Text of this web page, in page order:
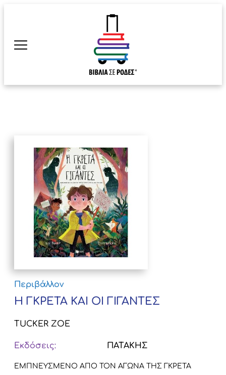
Περιβάλλον
Η ΓΚΡΕΤΑ ΚΑΙ ΟΙ ΓΙΓΑΝΤΕΣ
TUCKER ZOE
Εκδόσεις: ΠΑΤΑΚΗΣ
ΕΜΠΝΕΥΣΜΕΝΟ ΑΠΟ ΤΟΝ ΑΓΩΝΑ ΤΗΣ ΓΚΡΕΤΑ